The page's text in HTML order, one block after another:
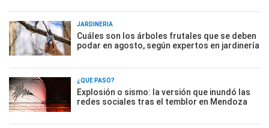
JARDINERÍA
Cuáles son los árboles frutales que se deben
podar en agosto, según expertos en jardinería
¿QUÉ PASÓ?
Explosión o sismo: la versión que inundó las
redes sociales tras el temblor en Mendoza